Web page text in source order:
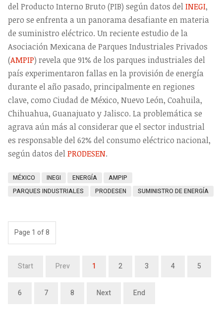
del Producto Interno Bruto (PIB) según datos delINEGI,
pero se enfrenta a un panorama desafiante en materia
de suministro eléctrico. Un reciente estudio de la
Asociación Mexicana de Parques Industriales Privados
(AMPIP) revela que 91% de los parques industriales del
país experimentaron fallas en la provisión de energía
durante el año pasado, principalmente en regiones
clave, como Ciudad de México, Nuevo León, Coahuila,
Chihuahua, Guanajuato y Jalisco. La problemática se
agrava aún más al considerar que el sector industrial
es responsable del 62% del consumo eléctrico nacional,
según datos delPRODESEN.
MÉXICO INEGI ENERGÍA
AMPIP
PARQUES INDUSTRIALES
PRODESEN SUMINISTRO DE ENERGÍA
Page 1 of 8
Start Prev 1 2 3 4 5
6 7 8 Next End